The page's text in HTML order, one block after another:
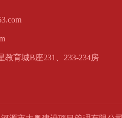
教育城B座231、233-234房